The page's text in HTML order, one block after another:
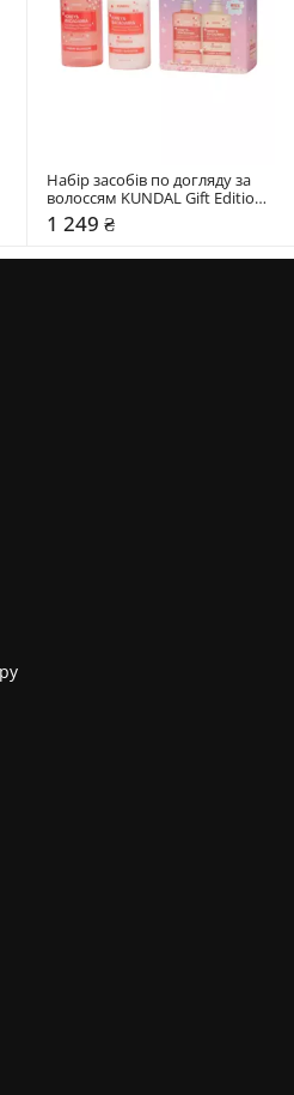
Набір засобів по догляду за
волоссям KUNDAL Gift Edition
Cherry Blossom Set
1 249 ₴